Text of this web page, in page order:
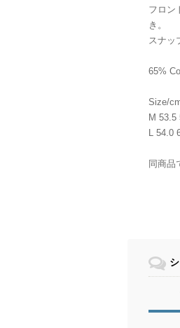
フロン
き。
スナッ
65%
Size/
M 53.5
L 54.0
同商品